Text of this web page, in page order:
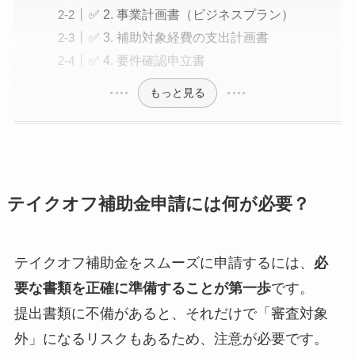
✅ 2. 事業計画書（ビジネスプラン）
✅ 3. 補助対象経費の支出計画書
✅ 4. 要件確認申立書
もっと見る
テイクオフ補助金申請には何が必要？
テイクオフ補助金をスムーズに申請するには、 必
要な書類を正確に準備することが第一歩です。
提出書類に不備があると、それだけで「審査対象
外」になるリスクもあるため、注意が必要です。